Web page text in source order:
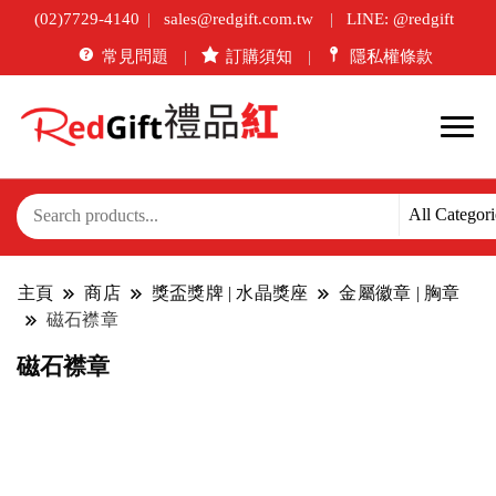
(02)7729-4140 sales@redgift.com.tw LINE: @redgift
常見問題 訂購須知 隱私權條款
主頁 商店 獎盃獎牌 | 水晶獎座
金屬徽章 | 胸章
磁石襟章
磁石襟章